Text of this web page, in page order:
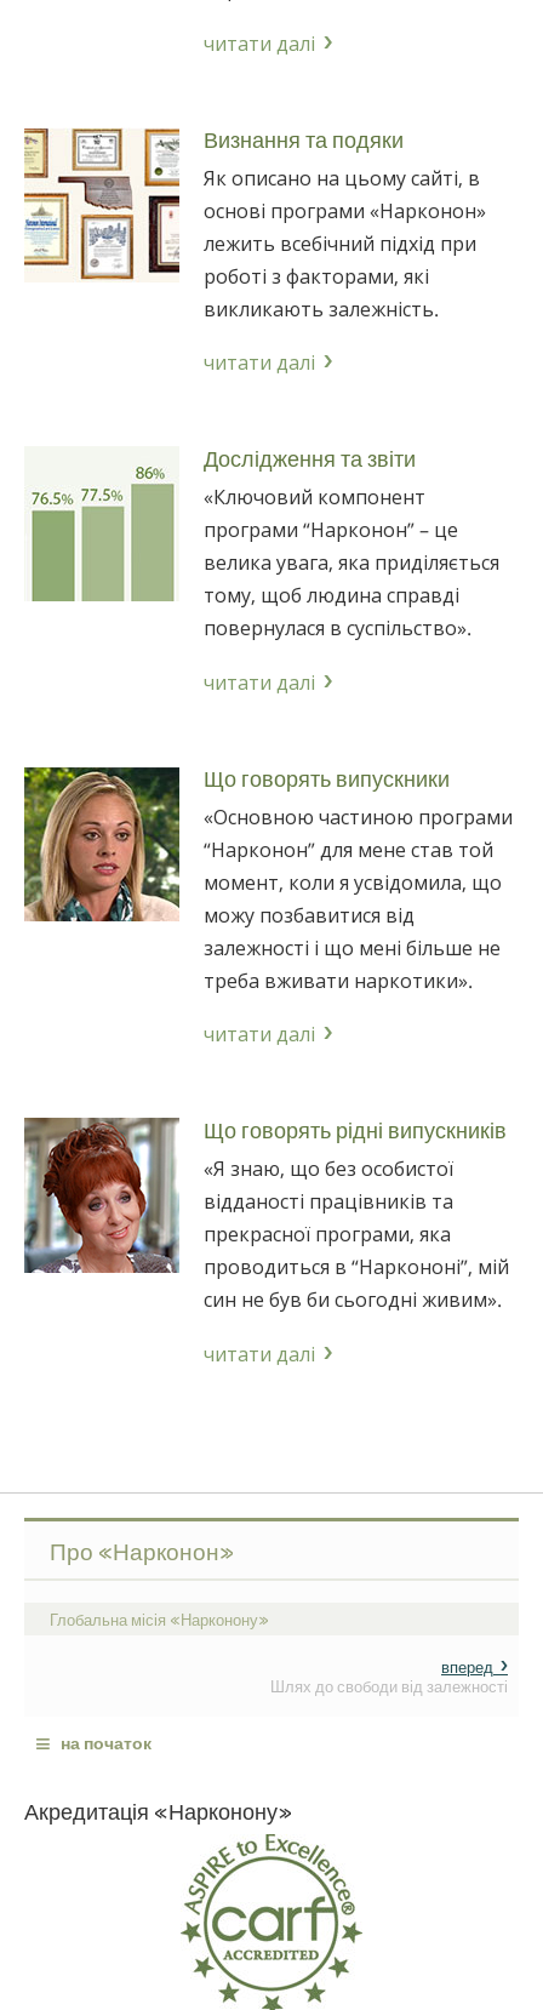
читати далі
Визнання та подяки
Як описано на цьому сайті, в
основі програми «Нарконон»
лежить всебічний підхід при
роботі з факторами, які
викликають залежність.
читати далі
Дослідження та звіти
«Ключовий компонент
програми “Нарконон” – це
велика увага, яка приділяється
тому, щоб людина справді
повернулася в суспільство».
читати далі
Що говорять випускники
«Основною частиною програми
“Нарконон” для мене став той
момент, коли я усвідомила, що
можу позбавитися від
залежності і що мені більше не
треба вживати наркотики».
читати далі
Що говорять рідні випускників
«Я знаю, що без особистої
відданості працівників та
прекрасної програми, яка
проводиться в “Наркононі”, мій
син не був би сьогодні живим».
читати далі
Про «Нарконон»
Глобальна місія «Нарконону»
вперед
Шлях до свободи від залежності
≡ на початок
Акредитація «Нарконону»